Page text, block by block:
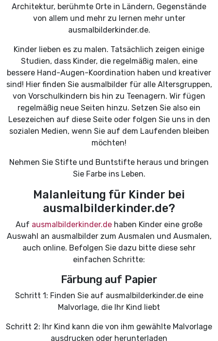
Architektur, berühmte Orte in Ländern, Gegenstände
von allem und mehr zu lernen mehr unter
ausmalbilderkinder.de.
Kinder lieben es zu malen. Tatsächlich zeigen einige
Studien, dass Kinder, die regelmäßig malen, eine
bessere Hand-Augen-Koordination haben und kreativer
sind! Hier finden Sie ausmalbilder für alle Altersgruppen,
von Vorschulkindern bis hin zu Teenagern. Wir fügen
regelmäßig neue Seiten hinzu. Setzen Sie also ein
Lesezeichen auf diese Seite oder folgen Sie uns in den
sozialen Medien, wenn Sie auf dem Laufenden bleiben
möchten!
Nehmen Sie Stifte und Buntstifte heraus und bringen
Sie Farbe ins Leben.
Malanleitung für Kinder bei
ausmalbilderkinder.de?
Auf ausmalbilderkinder.de haben Kinder eine große
Auswahl an ausmalbilder zum Ausmalen und Ausmalen,
auch online. Befolgen Sie dazu bitte diese sehr
einfachen Schritte:
Färbung auf Papier
Schritt 1: Finden Sie auf ausmalbilderkinder.de eine
Malvorlage, die Ihr Kind liebt
Schritt 2: Ihr Kind kann die von ihm gewählte Malvorlage
ausdrucken oder herunterladen